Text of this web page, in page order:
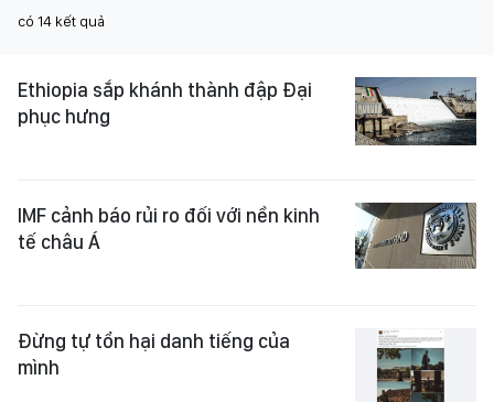
có 14 kết quả
Ethiopia sắp khánh thành đập Đại
phục hưng
IMF cảnh báo rủi ro đối với nền kinh
tế châu Á
Đừng tự tổn hại danh tiếng của
mình